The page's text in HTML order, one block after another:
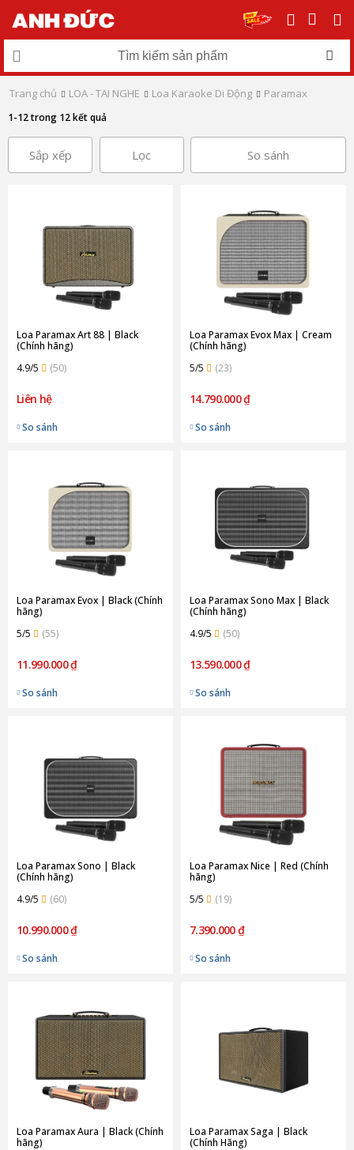
Trang chủ LOA - TAI NGHE Loa Karaoke Di Động Paramax
1-12 trong 12 kết quả
Sắp xếp Lọc So sánh
Loa Paramax Art 88 | Black
(Chính hãng)
4.9/5
(50)
Liên hệ
So sánh
Loa Paramax Evox Max | Cream
(Chính hãng)
5/5
(23)
14.790.000 ₫
So sánh
Loa Paramax Evox | Black (Chính
hãng)
5/5
(55)
11.990.000 ₫
So sánh
Loa Paramax Sono Max | Black
(Chính hãng)
4.9/5
(50)
13.590.000 ₫
So sánh
Loa Paramax Sono | Black
(Chính hãng)
4.9/5
(60)
10.990.000 ₫
So sánh
Loa Paramax Nice | Red (Chính
hãng)
5/5
(19)
7.390.000 ₫
So sánh
Loa Paramax Aura | Black (Chính
hãng)
Loa Paramax Saga | Black
(Chính Hãng)